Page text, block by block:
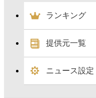
ランキング
提供元一覧
ニュース設定